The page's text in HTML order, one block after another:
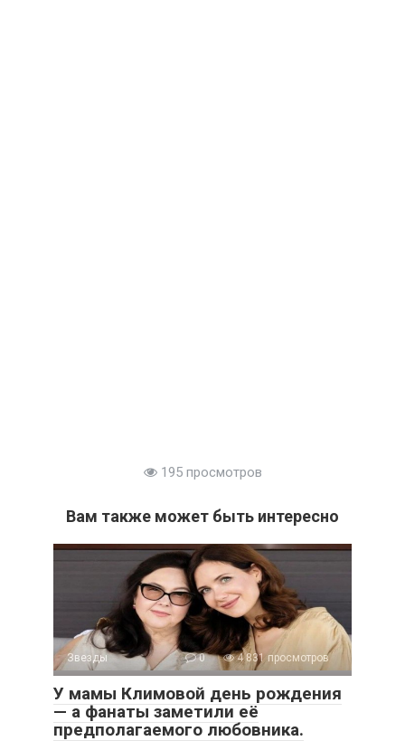
195 просмотров
Вам также может быть интересно
Звезды 0 4 831 просмотров
У мамы Климовой день рождения
— а фанаты заметили её
предполагаемого любовника.